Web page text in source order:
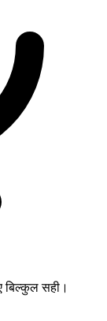
बिल्कुल सही।